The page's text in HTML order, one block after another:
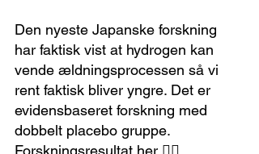
Den nyeste Japanske forskning
har faktisk vist at hydrogen kan
vende ældningsprocessen så vi
rent faktisk bliver yngre. Det er
evidensbaseret forskning med
dobbelt placebo gruppe.